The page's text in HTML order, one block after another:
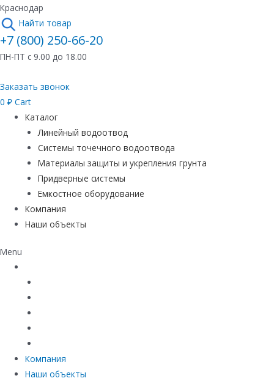
Краснодар
Найти товар
+7 (800) 250-66-20
ПН-ПТ с 9.00 до 18.00
Заказать звонок
0 ₽ Cart
Каталог
Линейный водоотвод
Системы точечного водоотвода
Материалы защиты и укрепления грунта
Придверные системы
Емкостное оборудование
Компания
Наши объекты
Menu
Компания
Наши объекты